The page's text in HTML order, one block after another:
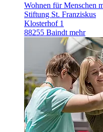
Wohnen für Menschen
Stiftung St. Franziskus
Klosterhof 1
88255 Baindt mehr